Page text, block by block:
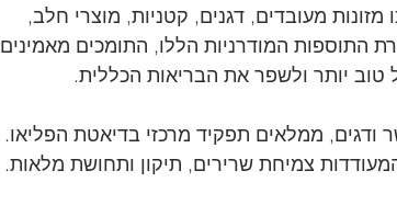
מזונות מעובדים, דגנים, קטניות, מוצרי חלב,
התוספות המודרניות הללו, התומכים מאמינים
טוב יותר ולשפר את הבריאות הכללית.
ודגים, ממלאים תפקיד מרכזי בדיאטת הפליאו.
צמיחת שרירים, תיקון ותחושת מלאות.